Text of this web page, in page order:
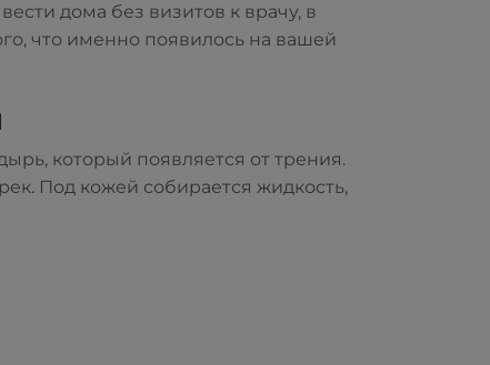
дома без визитов к врачу, в
что именно появилось на вашей
который появляется от трения.
Под кожей собирается жидкость,